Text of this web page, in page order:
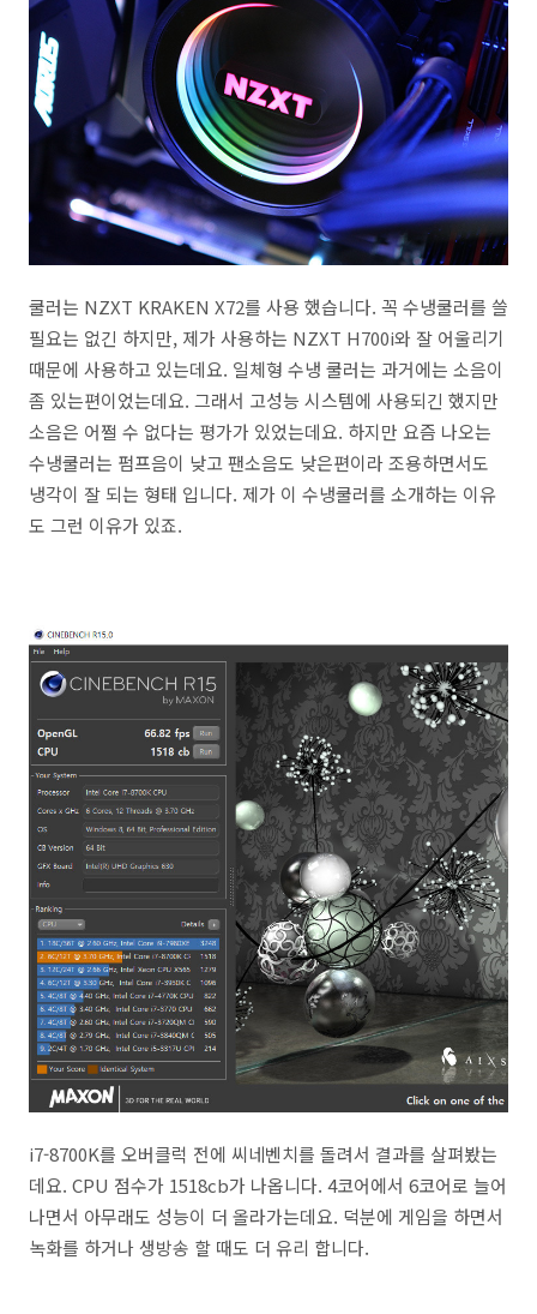
쿨러는 NZXT KRAKEN X72를 사용 했습니다. 꼭 수냉쿨러를 쓸
필요는 없긴 하지만, 제가 사용하는 NZXT H700i와 잘 어울리기
때문에 사용하고 있는데요. 일체형 수냉 쿨러는 과거에는 소음이
좀 있는편이었는데요. 그래서 고성능 시스템에 사용되긴 했지만
소음은 어쩔 수 없다는 평가가 있었는데요. 하지만 요즘 나오는
수냉쿨러는 펌프음이 낮고 팬소음도 낮은편이라 조용하면서도
냉각이 잘 되는 형태 입니다. 제가 이 수냉쿨러를 소개하는 이유
도 그런 이유가 있죠.
i7-8700K를 오버클럭 전에 씨네벤치를 돌려서 결과를 살펴봤는
데요. CPU 점수가 1518cb가 나옵니다. 4코어에서 6코어로 늘어
나면서 아무래도 성능이 더 올라가는데요. 덕분에 게임을 하면서
녹화를 하거나 생방송 할 때도 더 유리 합니다.